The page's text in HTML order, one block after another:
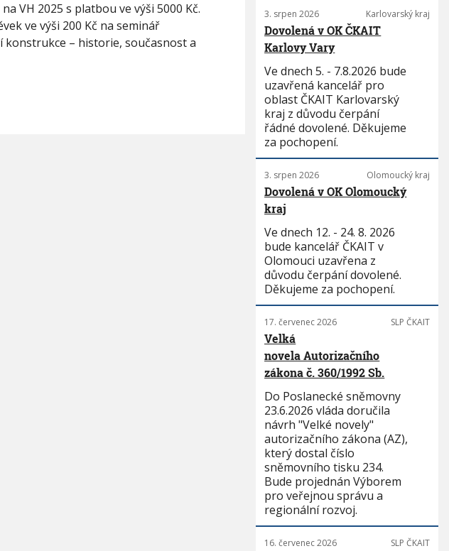
VH 2025 s platbou ve výši 5000 Kč.
ve výši 200 Kč na seminář
konstrukce – historie, současnost a
3. srpen 2026 Karlovarský kraj
Dovolená v OK ČKAIT
Karlovy Vary
Ve dnech 5. - 7.8.2026 bude
uzavřená kancelář pro
oblast ČKAIT Karlovarský
kraj z důvodu čerpání
řádné dovolené. Děkujeme
za pochopení.
3. srpen 2026 Olomoucký kraj
Dovolená v OK Olomoucký
kraj
Ve dnech 12. - 24. 8. 2026
bude kancelář ČKAIT v
Olomouci uzavřena z
důvodu čerpání dovolené.
Děkujeme za pochopení.
17. červenec 2026 SLP ČKAIT
Velká
novela Autorizačního
zákona č. 360/1992 Sb.
Do Poslanecké sněmovny
23.6.2026 vláda doručila
návrh "Velké novely"
autorizačního zákona (AZ),
který dostal číslo
sněmovního tisku 234.
Bude projednán Výborem
pro veřejnou správu a
regionální rozvoj.
16. červenec 2026 SLP ČKAIT